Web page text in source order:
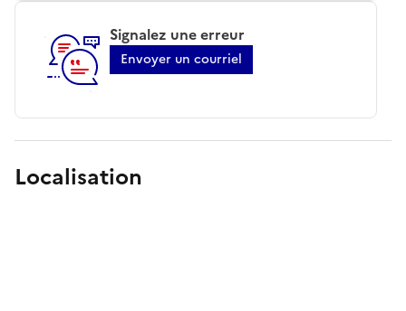
Signalez une erreur
Envoyer un courriel
Localisation